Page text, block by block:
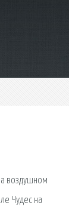
воздушном
Чудес на